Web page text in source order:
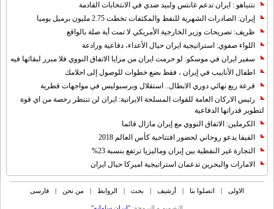
نتنياهو : ايران تدعم غانتس ولبيد ضدي في الانتخابات القادمة
إيران: الصادرات الشهریة للنفط والمكثفات تخطت 2.75 مليون برميل يوميا
ظريف: تصريحات وزير الخارجية الأمريكي لا تمت أية صلة بالواقع
اللواء صفوي: استراتيجية ايران حيال الأعداء، دفاعية ورادعة
سفير ايران في موسكو: لو حرمت ايران من مزايا الاتفاق النووي فلا مبرر لبقائها فيه
اطفال الأنابيب في إيران ، فقط بضع خطوات للوصول إلى احلامك
قرعة ربع نهائي دوري الابطال.. استقلال وبرسبوليس في مواجهات قطرية
رئيس الاركان العامة للقوات المسلحة الايرانية: ايران لن تنتظر رخصة من اي قوة
لتطوير قدراتها الدفاعية
الكرملين: الاتفاق النووي مع إيران مازال قائما
الفيفا يدعو روحاني لحضور افتتاحية كأس العالم 2018
التجارة غیر النفطیة بین إیران ومالیزیا ترتفع بنسبة 23%
الامارات والبحرين تدعمان استراتيجية اميركا حيال ايران
الاولی | اتصلوا بنا | أرشیف | بحث | الروابط | من نحن | فارسی